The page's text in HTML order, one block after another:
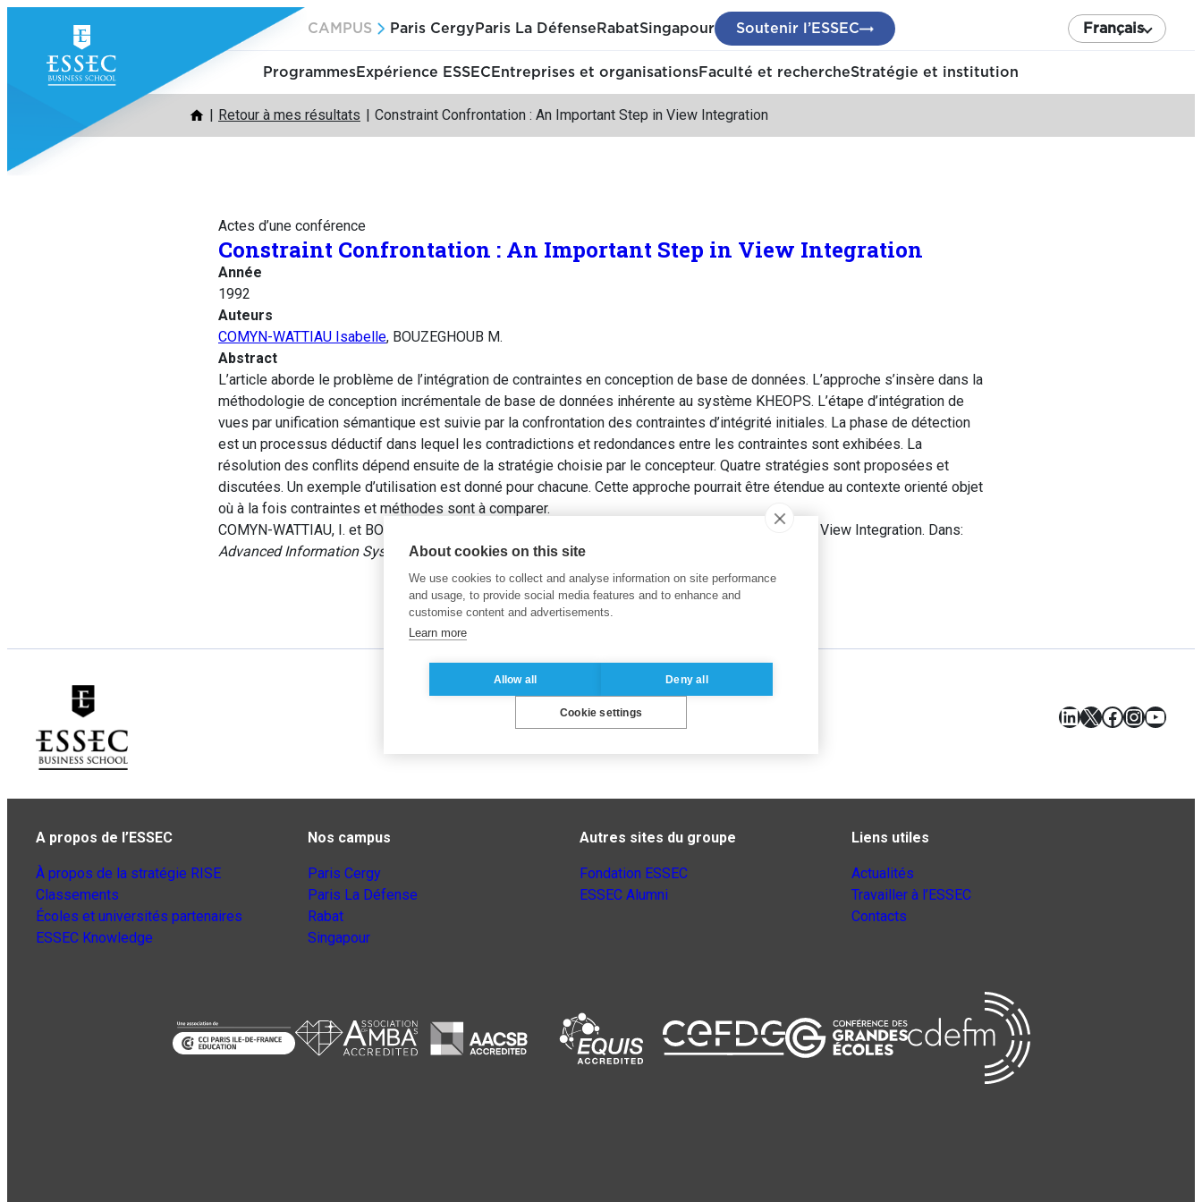
contenu
CAMPUS Paris Cergy Paris La Défense RabatSingapour Soutenir l’ESSEC Français
ProgrammesExpérience ESSEC Entreprises et organisationsFaculté et rechercheStratégie et institution
Retour à mes résultats Constraint Confrontation : An Important Step in View Integration
Actes d’une conférence
Constraint Confrontation : An Important Step in View Integration
Année
1992
Auteurs
COMYN-WATTIAU Isabelle, BOUZEGHOUB M.
Abstract
L’article aborde le problème de l’intégration de contraintes en conception de base de données. L’approche s’insère dans la
méthodologie de conception incrémentale de base de données inhérente au système KHEOPS. L’étape d’intégration de
vues par unification sémantique est suivie par la confrontation des contraintes d’intégrité initiales. La phase de détection
est un processus déductif dans lequel les contradictions et redondances entre les contraintes sont exhibées. La
résolution des conflits dépend ensuite de la stratégie choisie par le concepteur. Quatre stratégies sont proposées et
discutées. Un exemple d’utilisation est donné pour chacune. Cette approche pourrait être étendue au contexte orienté objet
où à la fois contraintes et méthodes sont à comparer.
COMYN-WATTIAU, I. et BOUZEGHOUB, M. (1992). Constraint Confrontation : An Important Step in View Integration. Dans:
Advanced Information Systems Engineering. Springer, pp. 507-523.
LinkedIn
X Facebook
A propos de l’ESSEC
À propos de la stratégie RISE
Classements
Écoles et universités partenaires
ESSEC Knowledge
Nos campus
Paris Cergy
Paris La Défense
Rabat
Singapour
Autres sites du groupe
Fondation ESSEC
ESSEC Alumni
Liens utiles
Actualités
Travailler à l’ESSEC
Contacts
About cookies on this site
We use cookies to collect and analyse information on site performance
and usage, to provide social media features and to enhance and
customise content and advertisements.
Learn more
Allow all Deny all
Cookie settings